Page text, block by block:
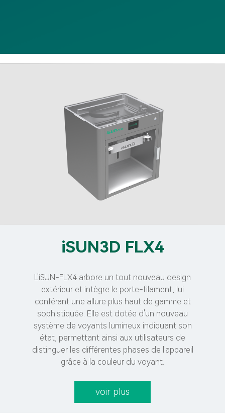
iSUN3D FLX4
L'iSUN-FLX4 arbore un tout nouveau design
extérieur et intègre le porte-filament, lui
conférant une allure plus haut de gamme et
sophistiquée. Elle est dotée d'un nouveau
système de voyants lumineux indiquant son
état, permettant ainsi aux utilisateurs de
distinguer les différentes phases de l'appareil
grâce à la couleur du voyant.
voir plus